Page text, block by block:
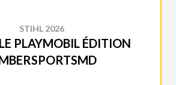
STIHL 2026
PLAYMOBIL ÉDITION